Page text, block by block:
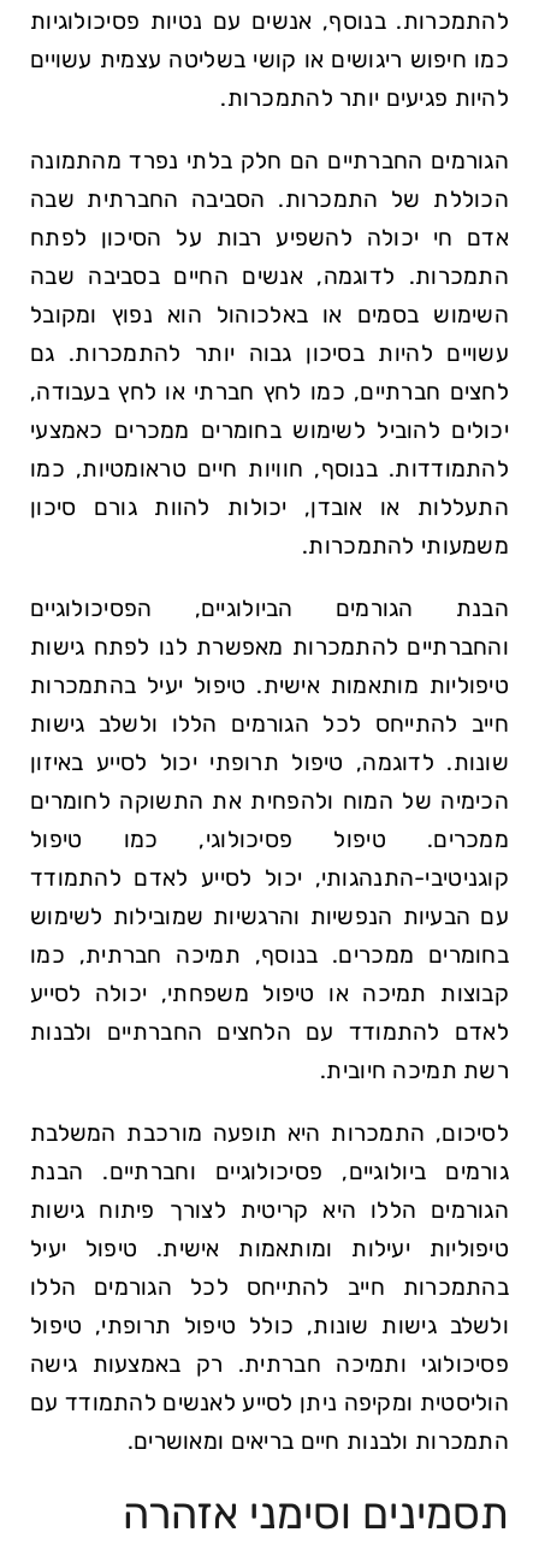
להתמכרות. בנוסף, אנשים עם נטיות פסיכולוגיות
כמו חיפוש ריגושים או קושי בשליטה עצמית עשויים
להיות פגיעים יותר להתמכרות.
הגורמים החברתיים הם חלק בלתי נפרד מהתמונה
הכוללת של התמכרות. הסביבה החברתית שבה
אדם חי יכולה להשפיע רבות על הסיכון לפתח
התמכרות. לדוגמה, אנשים החיים בסביבה שבה
השימוש בסמים או באלכוהול הוא נפוץ ומקובל
עשויים להיות בסיכון גבוה יותר להתמכרות. גם
לחצים חברתיים, כמו לחץ חברתי או לחץ בעבודה,
יכולים להוביל לשימוש בחומרים ממכרים כאמצעי
להתמודדות. בנוסף, חוויות חיים טראומטיות, כמו
התעללות או אובדן, יכולות להוות גורם סיכון
משמעותי להתמכרות.
הבנת הגורמים הביולוגיים, הפסיכולוגיים
והחברתיים להתמכרות מאפשרת לנו לפתח גישות
טיפוליות מותאמות אישית. טיפול יעיל בהתמכרות
חייב להתייחס לכל הגורמים הללו ולשלב גישות
שונות. לדוגמה, טיפול תרופתי יכול לסייע באיזון
הכימיה של המוח ולהפחית את התשוקה לחומרים
ממכרים. טיפול פסיכולוגי, כמו טיפול
קוגניטיבי-התנהגותי, יכול לסייע לאדם להתמודד
עם הבעיות הנפשיות והרגשיות שמובילות לשימוש
בחומרים ממכרים. בנוסף, תמיכה חברתית, כמו
קבוצות תמיכה או טיפול משפחתי, יכולה לסייע
לאדם להתמודד עם הלחצים החברתיים ולבנות
רשת תמיכה חיובית.
לסיכום, התמכרות היא תופעה מורכבת המשלבת
גורמים ביולוגיים, פסיכולוגיים וחברתיים. הבנת
הגורמים הללו היא קריטית לצורך פיתוח גישות
טיפוליות יעילות ומותאמות אישית. טיפול יעיל
בהתמכרות חייב להתייחס לכל הגורמים הללו
ולשלב גישות שונות, כולל טיפול תרופתי, טיפול
פסיכולוגי ותמיכה חברתית. רק באמצעות גישה
הוליסטית ומקיפה ניתן לסייע לאנשים להתמודד עם
התמכרות ולבנות חיים בריאים ומאושרים.
תסמינים וסימני אזהרה